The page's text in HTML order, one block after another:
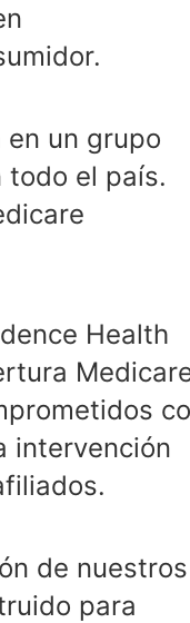
en un grupo
todo el país.
Health
intervención
de nuestros
para